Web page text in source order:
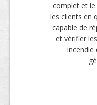
complet et le
les clients en
capable de
et vérifier
incendie